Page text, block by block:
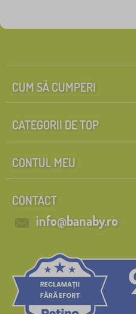
CUM SĂ CUMPERI
CATEGORII DE TOP
CONTUL MEU
CONTACT
info@banaby.ro